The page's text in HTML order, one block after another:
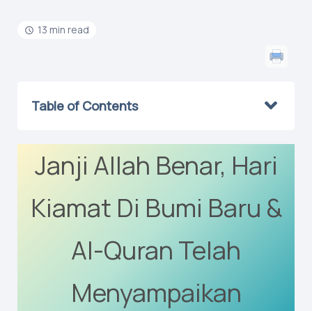
13 min read
Table of Contents
Janji Allah Benar, Hari
Kiamat Di Bumi Baru &
Al-Quran Telah
Menyampaikan